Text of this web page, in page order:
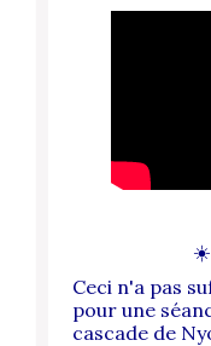
Ceci n'a pas
pour une
cascade de